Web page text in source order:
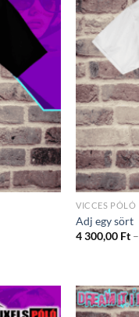
VICCES PÓLÓ
Adj egy sört
4 300,00 Ft –